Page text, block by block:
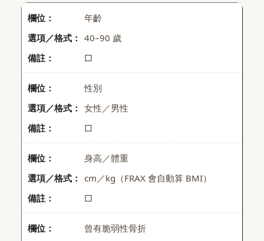
年齡
40–90 歲
□
性別
女性／男性
□
身高／體重
cm／kg（FRAX 會自動算 BMI）
□
曾有脆弱性骨折